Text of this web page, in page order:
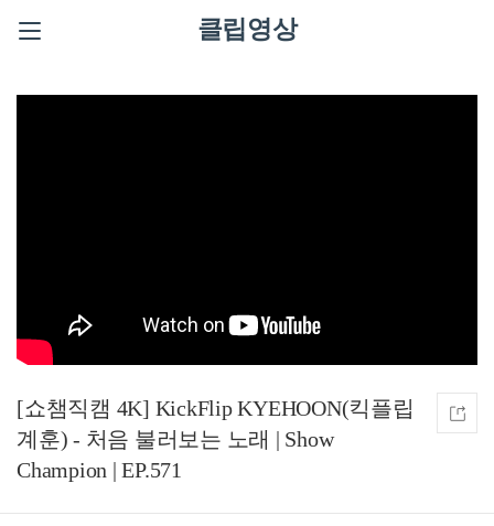
클립영상
[쇼챔직캠 4K] KickFlip KYEHOON(킥플립
계훈) - 처음 불러보는 노래 | Show
Champion | EP.571